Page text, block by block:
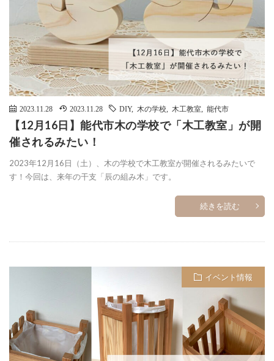
2023.11.28 2023.11.28 DIY, 木の学校 木工教室 能代市
【12月16日】能代市木の学校で「木工教室」が開
催されるみたい！
2023年12月16日（土）、木の学校で木工教室が開催されるみたいで
す！今回は、来年の干支「辰の組み木」です。
続きを読む
イベント情報